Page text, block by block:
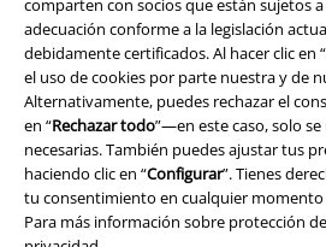
comparten con socios que están sujetos
adecuación conforme a la legislación
debidamente certificados. Al hacer clic en “
el uso de cookies por parte nuestra y de
Alternativamente, puedes rechazar el
en “Rechazar todo”—en este caso, solo
necesarias. También puedes ajustar tus
haciendo clic en “Configurar”. Tienes
tu consentimiento en cualquier momento
Para más información sobre protección
Aviso Legal
Ley protección de datos
Eliminación de residuos y protección del
Declaración de Conformidad